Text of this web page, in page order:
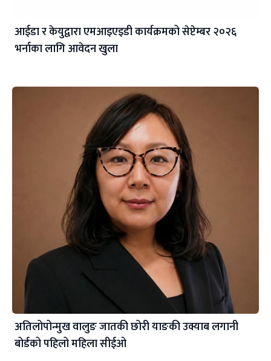
आईडा र केयुद्वारा एमआइएइडी कार्यक्रमको सेप्टेम्बर २०२६
भर्नाका लागि आवेदन खुला
अतिलोपोन्मुख वालुङ जातकी छोरी याङकी उक्याब लगानी
बोर्डको पहिलो महिला सीईओ